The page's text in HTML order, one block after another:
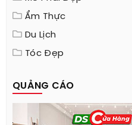
Ẩm Thực
Du Lịch
Tóc Đẹp
QUẢNG CÁO